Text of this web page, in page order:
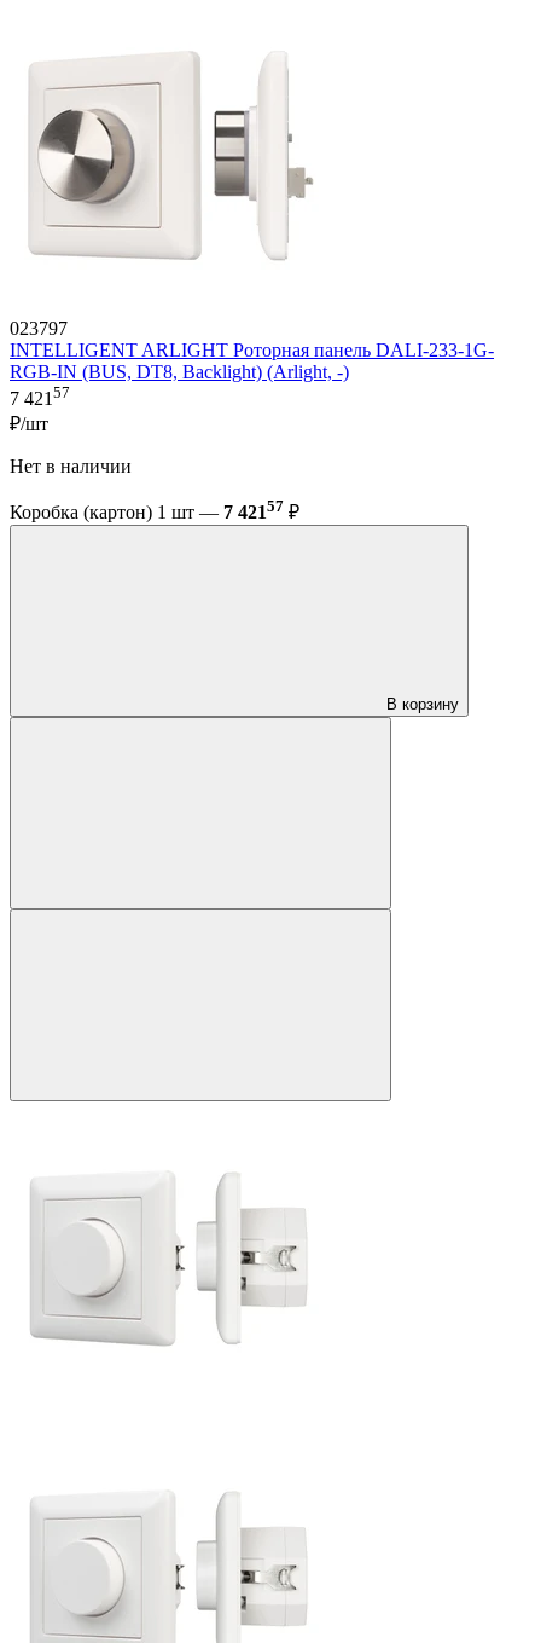
023797
INTELLIGENT ARLIGHT Роторная панель DALI-233-1G-
RGB-IN (BUS, DT8, Backlight) (Arlight, -)
7 421 57
₽/шт
Нет в наличии
Коробка (картон) 1 шт — 7 42157 ₽
В корзину